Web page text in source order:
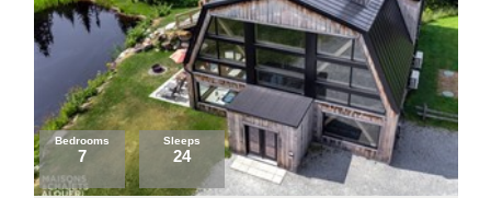
Bedrooms
7
Sleeps
24